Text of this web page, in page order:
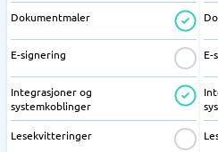
Dokumentmaler
E-signering
Integrasjoner og
systemkoblinger
Lesekvitteringer
E-